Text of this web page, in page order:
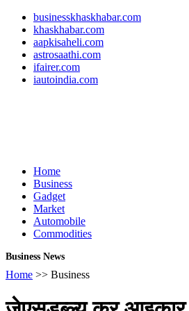
businesskhaskhabar.com
khaskhabar.com
aapkisaheli.com
astrosaathi.com
ifairer.com
iautoindia.com
Home
Business
Gadget
Market
Automobile
Commodities
Business News
Home >> Business